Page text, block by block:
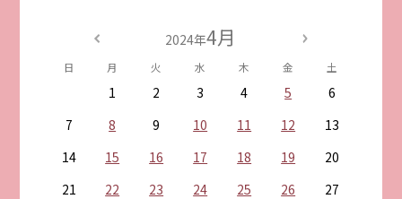
2024年4月
日 月 火 水 木 金 土
1 2 3 4 5
6
7
8 9 10 11 12
13
14
15 16 17 18 19
20
21
22 23 24 25 26
27